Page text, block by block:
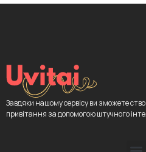
Завдяки нашому сервісу ви зможете
привітання за допомогою штучного